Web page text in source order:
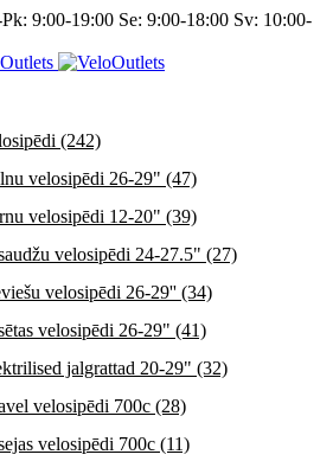
9:00-19:00 Se: 9:00-18:00 Sv: 10:00-
(242)
velosipēdi 26-29" (47)
velosipēdi 12-20" (39)
velosipēdi 24-27.5" (27)
velosipēdi 26-29'' (34)
velosipēdi 26-29" (41)
jalgrattad 20-29" (32)
velosipēdi 700c (28)
velosipēdi 700c (11)